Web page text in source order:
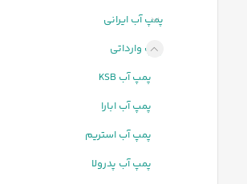
پمپ آب ایرانی
پمپ وارداتی
پمپ آب KSB
پمپ آب ابارا
پمپ آب استریم
پمپ آب پدرولا